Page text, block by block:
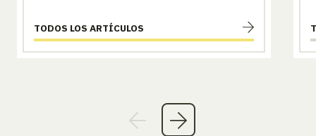
TODOS LOS ARTÍCULOS